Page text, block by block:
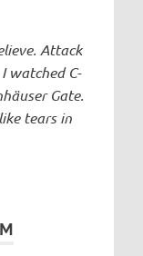
Attack
watched C-
Gate.
tears in